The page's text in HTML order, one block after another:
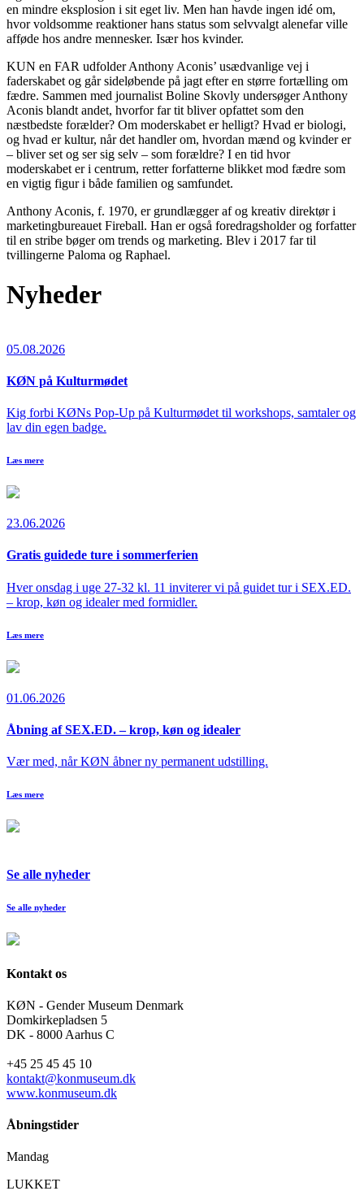
en mindre eksplosion i sit eget liv. Men han havde ingen idé om,
hvor voldsomme reaktioner hans status som selvvalgt alenefar ville
afføde hos andre mennesker. Især hos kvinder.
KUN en FAR udfolder Anthony Aconis’ usædvanlige vej i
faderskabet og går sideløbende på jagt efter en større fortælling om
fædre. Sammen med journalist Boline Skovly undersøger Anthony
Aconis blandt andet, hvorfor far tit bliver opfattet som den
næstbedste forælder? Om moderskabet er helligt? Hvad er biologi,
og hvad er kultur, når det handler om, hvordan mænd og kvinder er
– bliver set og ser sig selv – som forældre? I en tid hvor
moderskabet er i centrum, retter forfatterne blikket mod fædre som
en vigtig figur i både familien og samfundet.
Anthony Aconis, f. 1970, er grundlægger af og kreativ direktør i
marketingbureauet Fireball. Han er også foredragsholder og forfatter
til en stribe bøger om trends og marketing. Blev i 2017 far til
tvillingerne Paloma og Raphael.
Nyheder
05.08.2026
KØN på Kulturmødet
Kig forbi KØNs Pop-Up på Kulturmødet til workshops, samtaler og
lav din egen badge.
Læs mere
23.06.2026
Gratis guidede ture i sommerferien
Hver onsdag i uge 27-32 kl. 11 inviterer vi på guidet tur i SEX.ED.
– krop, køn og idealer med formidler.
Læs mere
01.06.2026
Åbning af SEX.ED. – krop, køn og idealer
Vær med, når KØN åbner ny permanent udstilling.
Læs mere
Se alle nyheder
Se alle nyheder
Kontakt os
KØN - Gender Museum Denmark
Domkirkepladsen 5
DK - 8000 Aarhus C
+45 25 45 45 10
kontakt@konmuseum.dk
www.konmuseum.dk
Åbningstider
Mandag
LUKKET